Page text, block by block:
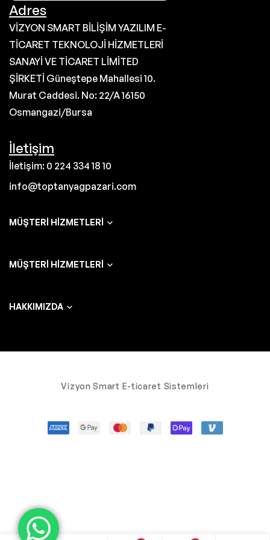
Adres
VİZYON SMART BİLİŞİM YAZILIM E-
TİCARET TEKNOLOJİ HİZMETLERİ
SANAYİ VE TİCARET LİMİTED
ŞİRKETİ Güneştepe Mahallesi 10.
Murat Caddesi. No: 22/A 16150
Osmangazi/Bursa
İletişim
İletişim: 0 224 334 18 10
info@toptanyagpazari.com
MÜŞTERI HIZMETLERI
MÜŞTERI HIZMETLERI
HAKKIMIZDA
Vizyon Smart E-ticaret Sistemleri